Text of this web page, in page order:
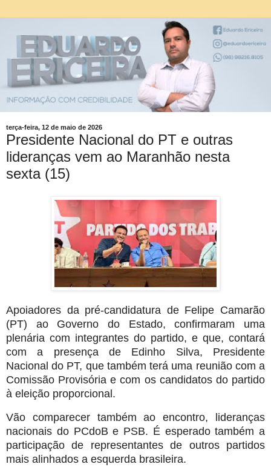
terça-feira, 12 de maio de 2026
Presidente Nacional do PT e outras
lideranças vem ao Maranhão nesta
sexta (15)
Apoiadores da pré-candidatura de Felipe Camarão
(PT) ao Governo do Estado, confirmaram uma
plenária com integrantes do partido, e que, contará
com a presença de Edinho Silva, Presidente
Nacional do PT, que também terá uma reunião com a
Comissão Provisória e com os candidatos do partido
à eleição proporcional.
Vão comparecer também ao encontro, lideranças
nacionais do PCdoB e PSB. É esperado também a
participação de representantes de outros partidos
mais alinhados a esquerda brasileira.